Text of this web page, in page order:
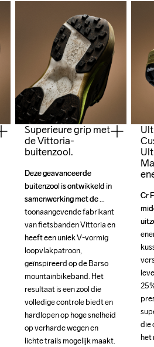
Superieure grip met
de Vittoria-
buitenzool.
Deze geavanceerde
buitenzool is ontwikkeld in
samenwerking met de
toonaangevende fabrikant
van fietsbanden Vittoria en
heeft een uniek V-vormig
loopvlakpatroon,
geïnspireerd op de Barso
mountainbikeband. Het
resultaat is een zool die
volledige controle biedt en
hardlopen op hoge snelheid
op verharde wegen en
lichte trails mogelijk maakt.
Deze geavanceerde
buitenzool is ontwikkeld in
samenwerking met de
toonaangevende fabrikant
van fietsbanden Vittoria en
heeft een uniek V-vormig
loopvlakpatroon,
geïnspireerd op de Barso
mountainbikeband. Het
resultaat is een zool die
volledige controle biedt en
hardlopen op hoge snelheid
op verharde wegen en
lichte trails mogelijk maakt.
Cr
die
het
Cr
die
het